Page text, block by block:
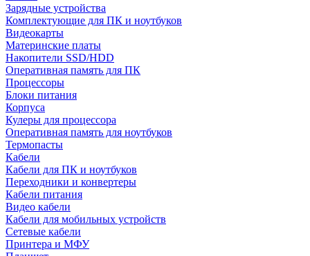
Зарядные устройства
Комплектующие для ПК и ноутбуков
Видеокарты
Материнские платы
Накопители SSD/HDD
Оперативная память для ПК
Процессоры
Блоки питания
Корпуса
Кулеры для процессора
Оперативная память для ноутбуков
Термопасты
Кабели
Кабели для ПК и ноутбуков
Переходники и конвертеры
Кабели питания
Видео кабели
Кабели для мобильных устройств
Сетевые кабели
Принтера и МФУ